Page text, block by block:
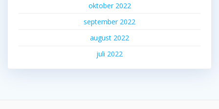
oktober 2022
september 2022
august 2022
juli 2022